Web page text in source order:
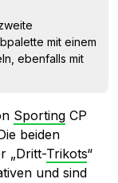
mit einem
ebenfalls mit
Sporting CP
beiden
„Dritt-Trikots“
und sind